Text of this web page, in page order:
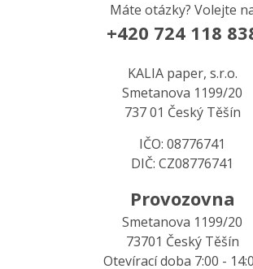
Máte otázky? Volejte
+420 724 118
KALIA paper, s.r.o.
Smetanova 1199/20
737 01 Český Těšín
IČO: 08776741
DIČ: CZ08776741
Provozovna
Smetanova 1199/20
73701 Český Těšín
Otevírací doba 7:00 -